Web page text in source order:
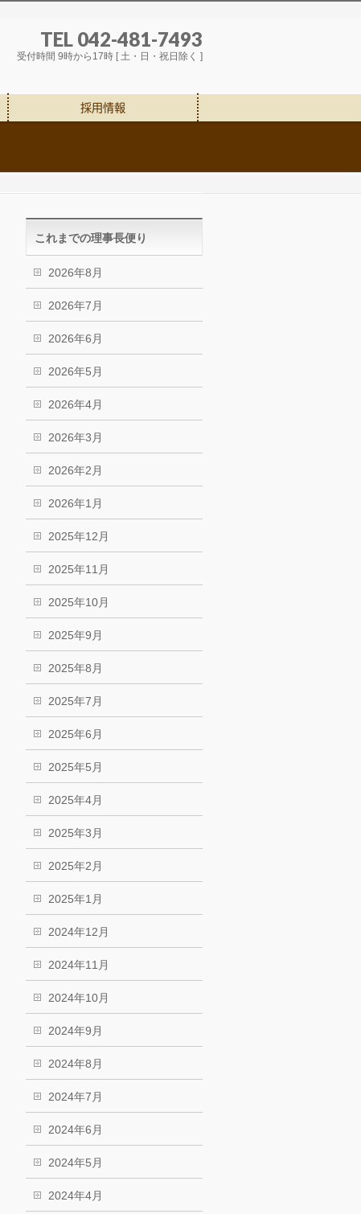
TEL 042-481-7493
受付時間 9時から17時 [ 土・日・祝日除く ]
採用情報
これまでの理事長便り
2026年8月
2026年7月
2026年6月
2026年5月
2026年4月
2026年3月
2026年2月
2026年1月
2025年12月
2025年11月
2025年10月
2025年9月
2025年8月
2025年7月
2025年6月
2025年5月
2025年4月
2025年3月
2025年2月
2025年1月
2024年12月
2024年11月
2024年10月
2024年9月
2024年8月
2024年7月
2024年6月
2024年5月
2024年4月